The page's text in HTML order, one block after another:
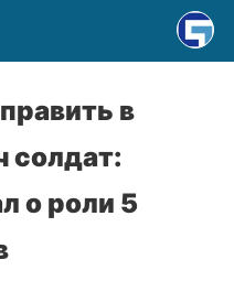
в
солдат:
о роли 5